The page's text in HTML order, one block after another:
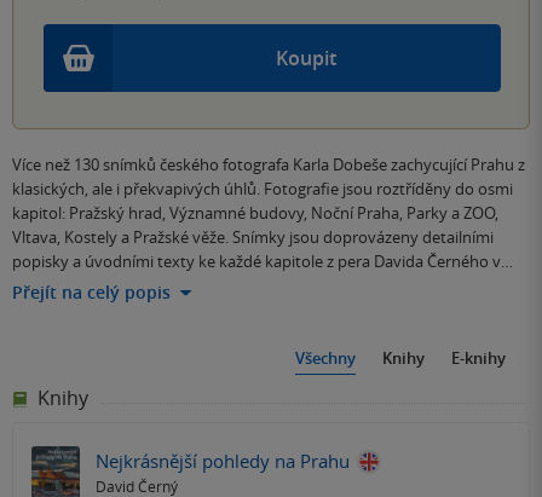
Koupit
Více než 130 snímků českého fotografa Karla Dobeše zachycující Prahu z
klasických, ale i překvapivých úhlů. Fotografie jsou roztříděny do osmi
kapitol: Pražský hrad, Významné budovy, Noční Praha, Parky a ZOO,
Vltava, Kostely a Pražské věže. Snímky jsou doprovázeny detailními
popisky a úvodními texty ke každé kapitole z pera Davida Černého v…
Přejít na celý popis
Všechny Knihy E-knihy
Knihy
Nejkrásnější pohledy na Prahu
David Černý